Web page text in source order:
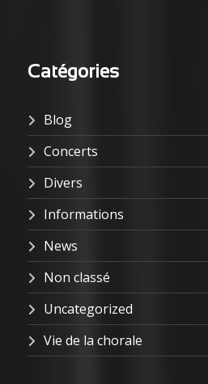
Catégories
Blog
Concerts
Divers
Informations
News
Non classé
Uncategorized
Vie de la chorale